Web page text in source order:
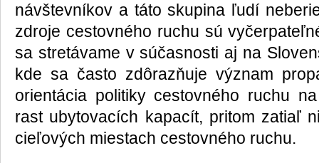
návštevníkov a táto skupina ľudí
zdroje cestovného ruchu sú
sa stretávame v súčasnosti aj na
kde sa často zdôrazňuje význam
orientácia politiky cestovného ruchu
rast ubytovacích kapacít, pritom zatiaľ
cieľových miestach cestovného ruchu.